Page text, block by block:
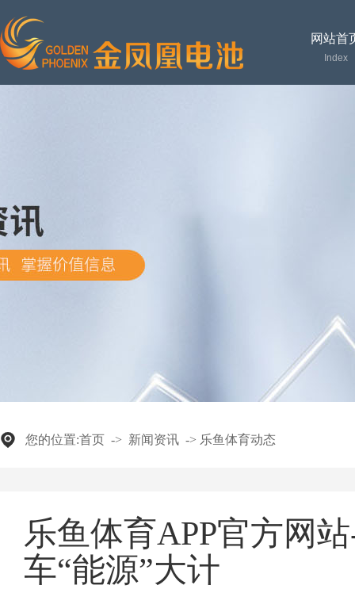
网站首
Index
您的位置:首页 -> 新闻资讯 -> 乐鱼体育动态
乐鱼体育APP官方网
车“能源”大计